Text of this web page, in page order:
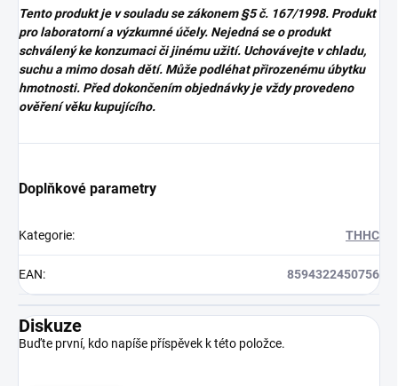
Tento produkt je v souladu se zákonem§5 č. 167/1998. Produkt
pro laboratorní a výzkumné účely. Nejedná se o produkt
schválený ke konzumaci či jinému užití. Uchovávejte v chladu,
suchu a mimo dosah dětí. Může podléhat přirozenému úbytku
hmotnosti. Před dokončením objednávky je vždy provedeno
ověření věku kupujícího.
Doplňkové parametry
Kategorie: THHC
EAN: 8594322450756
Diskuze
Buďte první, kdo napíše příspěvek k této položce.